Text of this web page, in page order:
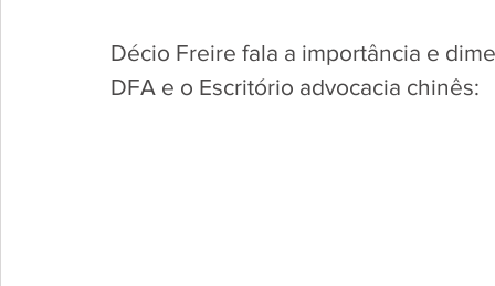
Décio Freire fala a importância e
DFA e o Escritório advocacia chinês: